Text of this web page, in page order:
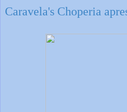
Caravela's Choperia